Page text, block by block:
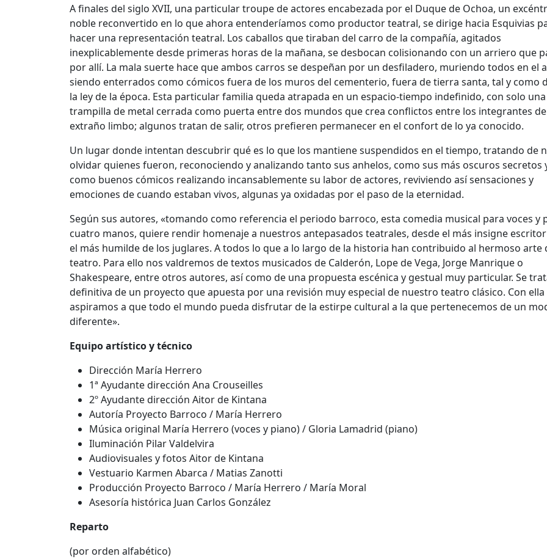
A finales del siglo XVII, una particular troupe de actores encabezada por el Duque de Ochoa, un
noble reconvertido en lo que ahora entenderíamos como productor teatral, se dirige hacia Esquivias
hacer una representación teatral. Los caballos que tiraban del carro de la compañía, agitados
inexplicablemente desde primeras horas de la mañana, se desbocan colisionando con un arriero que
por allí. La mala suerte hace que ambos carros se despeñan por un desfiladero, muriendo todos en el
siendo enterrados como cómicos fuera de los muros del cementerio, fuera de tierra santa, tal y como
la ley de la época. Esta particular familia queda atrapada en un espacio-tiempo indefinido, con solo una
trampilla de metal cerrada como puerta entre dos mundos que crea conflictos entre los integrantes
extraño limbo; algunos tratan de salir, otros prefieren permanecer en el confort de lo ya conocido.
Un lugar donde intentan descubrir qué es lo que los mantiene suspendidos en el tiempo, tratando de
olvidar quienes fueron, reconociendo y analizando tanto sus anhelos, como sus más oscuros secretos
como buenos cómicos realizando incansablemente su labor de actores, reviviendo así sensaciones y
emociones de cuando estaban vivos, algunas ya oxidadas por el paso de la eternidad.
Según sus autores, «tomando como referencia el periodo barroco, esta comedia musical para voces y
cuatro manos, quiere rendir homenaje a nuestros antepasados teatrales, desde el más insigne
el más humilde de los juglares. A todos lo que a lo largo de la historia han contribuido al hermoso arte
teatro. Para ello nos valdremos de textos musicados de Calderón, Lope de Vega, Jorge Manrique o
Shakespeare, entre otros autores, así como de una propuesta escénica y gestual muy particular. Se
definitiva de un proyecto que apuesta por una revisión muy especial de nuestro teatro clásico. Con ella
aspiramos a que todo el mundo pueda disfrutar de la estirpe cultural a la que pertenecemos de un
diferente».
Equipo artístico y técnico
Dirección María Herrero
1ª Ayudante dirección Ana Crouseilles
2º Ayudante dirección Aitor de Kintana
Autoría Proyecto Barroco / María Herrero
Música original María Herrero (voces y piano) / Gloria Lamadrid (piano)
Iluminación Pilar Valdelvira
Audiovisuales y fotos Aitor de Kintana
Vestuario Karmen Abarca / Matias Zanotti
Producción Proyecto Barroco / María Herrero / María Moral
Asesoría histórica Juan Carlos González
Reparto
(por orden alfabético)